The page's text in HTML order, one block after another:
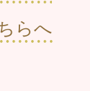
らへ